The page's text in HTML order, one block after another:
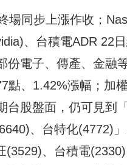
場同步上漲作收；
、台積電ADR 22
份電子、傳產、金融
點、1.42%漲幅；加
台股盤面，仍可見
、台特化(4772)
(3529)、台積電